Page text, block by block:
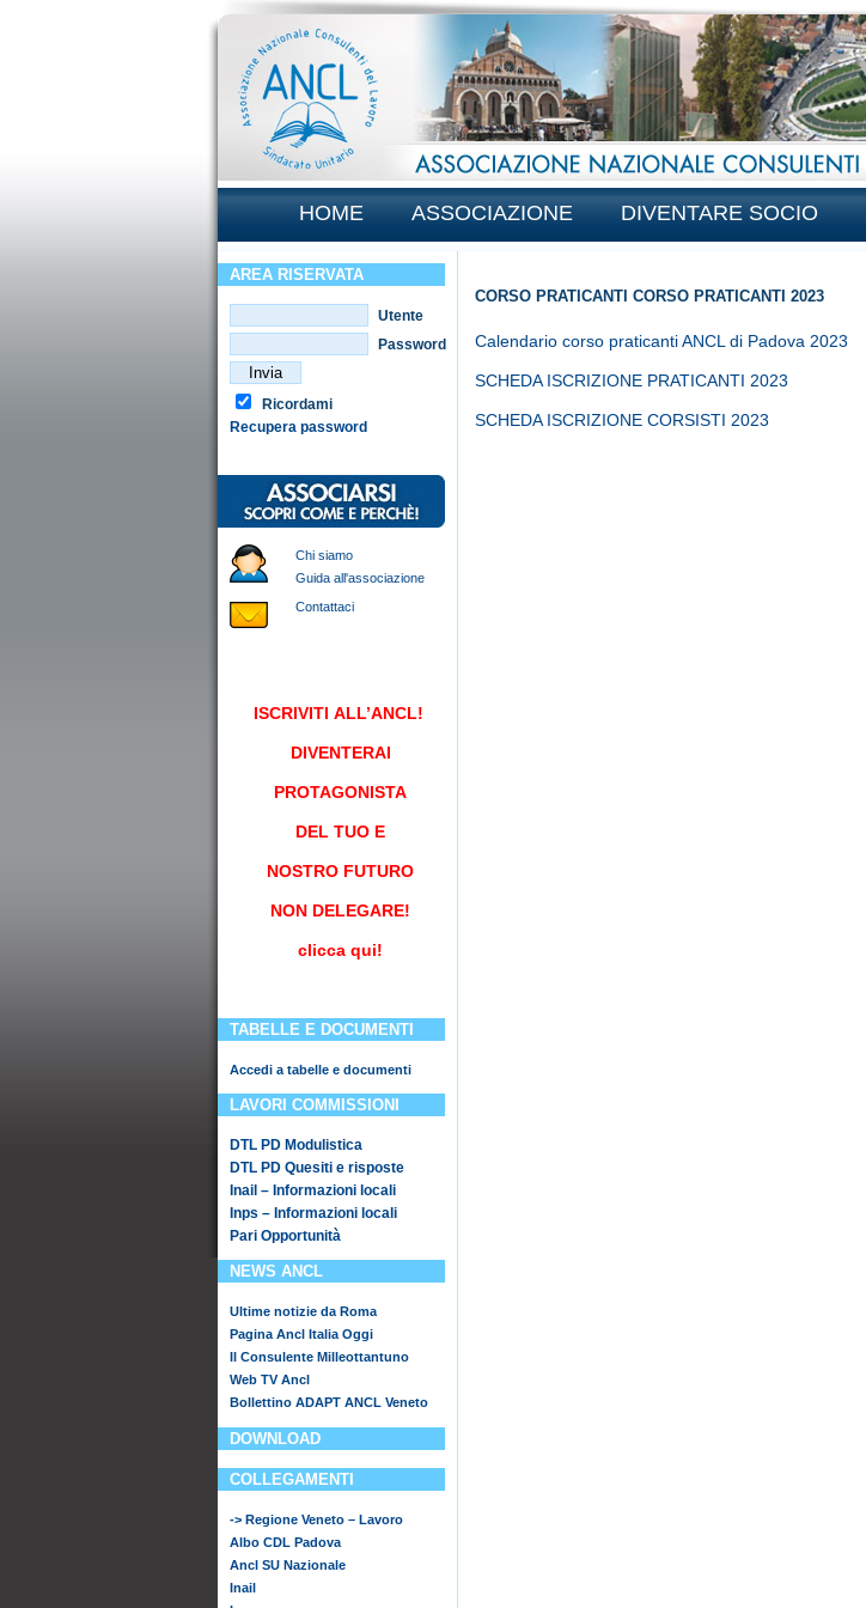
HOME ASSOCIAZIONE DIVENTARE SOCIO
AREA RISERVATA
Utente
Password
Ricordami
Recupera password
Chi siamo
Guida all'associazione
Contattaci
ISCRIVITI ALL’ANCL!
DIVENTERAI
PROTAGONISTA
DEL TUO E
NOSTRO FUTURO
NON DELEGARE!
clicca qui!
TABELLE E DOCUMENTI
Accedi a tabelle e documenti
LAVORI COMMISSIONI
DTL PD Modulistica
DTL PD Quesiti e risposte
Inail – Informazioni locali
Inps – Informazioni locali
Pari Opportunità
NEWS ANCL
Ultime notizie da Roma
Pagina Ancl Italia Oggi
Il Consulente Milleottantuno
Web TV Ancl
Bollettino ADAPT ANCL Veneto
DOWNLOAD
COLLEGAMENTI
-> Regione Veneto – Lavoro
Albo CDL Padova
Ancl SU Nazionale
Inail
CORSO PRATICANTI CORSO PRATICANTI 2023
Calendario corso praticanti ANCL di Padova 2023
SCHEDA ISCRIZIONE PRATICANTI 2023
SCHEDA ISCRIZIONE CORSISTI 2023